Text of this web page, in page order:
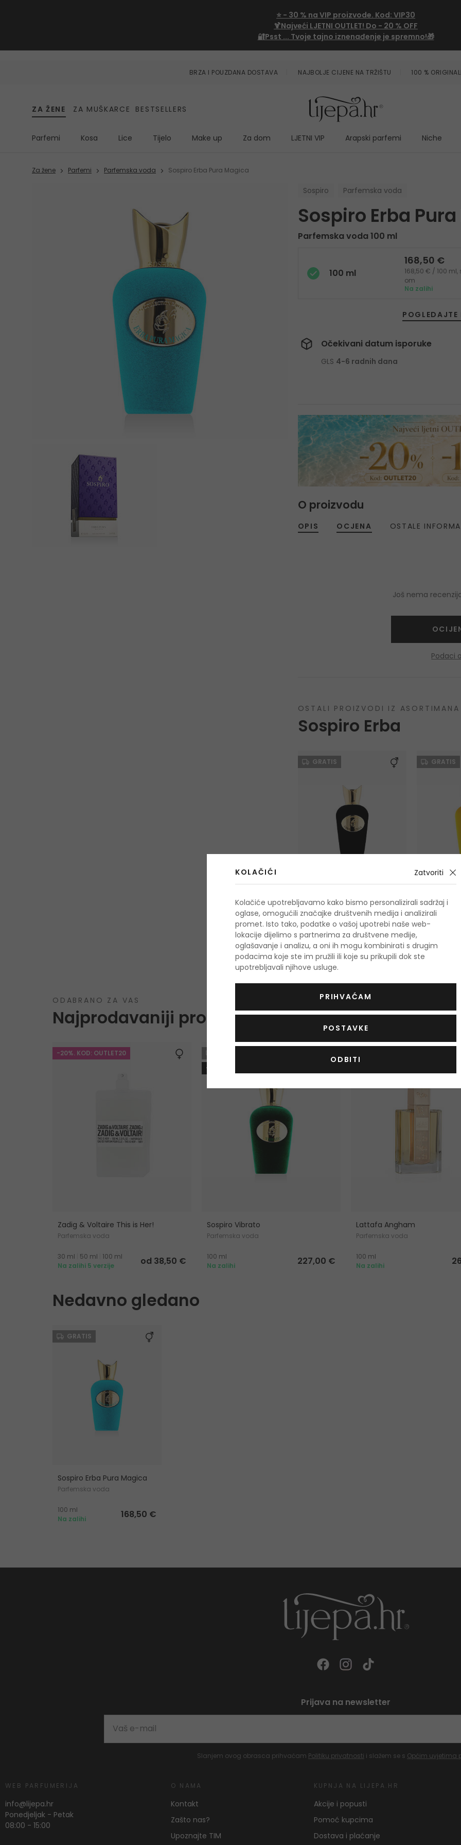
⭐ - 30 % na VIP proizvode. Kod: VIP30
🍹Najveći LJETNI OUTLET! Do - 20 % OFF
🔐Psst ... Tvoje tajno iznenađenje je spremno!🎁
BRZA I POUZDANA DOSTAVA NAJBOLJE CIJENE NA TRŽIŠTU 100 %
ZA ŽENE ZA MUŠKARCE BESTSELLERS
Parfemi Kosa Lice Tijelo Make up Za dom LJETNI VIP Arapski parfemi Niche
Za žene Parfemi Parfemska voda Sospiro Erba Pura Magica
Sospiro Parfemska voda
Sospiro Erba
Parfemska voda 100 ml
100 ml
168,50 €
168,50 € / 100 ml,
om
Na zalihi
POGLEDAJTE
Očekivani datum isporuke
GLS 4-6 radnih dana
O proizvodu
OPIS OCJENA
Još nema
Podaci
OSTALE
OSTALI PROIZVODI IZ ASORTIMANA
Sospiro Erba
GRATIS
Sospiro Erba Leather
Parfemska voda
100 ml
Na zalihi
176,50 €
GRATIS
Sospiro
Parfemska
Na zalihi
ODABRANO ZA VAS
Najprodavaniji proizvodi
-20%. KOD: OUTLET20
Zadig & Voltaire This is Her!
Parfemska voda
30 ml 50 ml
100 ml
Na zalihi 5 verzije
od 38,50 €
-10%. KOD: OUTLET10
Sospiro Vibrato
Parfemska voda
100 ml
Na zalihi
227,00 €
Lattafa Angham
Parfemska voda
100 ml
Na zalihi
Nedavno gledano
GRATIS
Sospiro Erba Pura Magica
Parfemska voda
100 ml
Na zalihi
168,50 €
Prijava na newsletter
Slanjem ovog obrasca prihvaćam Politiku privatnosti i slažem se s Općim uvjetima
WEB PARFUMERIJA
info@lijepa.hr
Ponedjeljak - Petak
08:00 - 15:00
O NAMA
Kontakt
Zašto nas?
Upoznajte TIM
KUPNJA NA LIJEPA.HR
Akcije i popusti
Pomoć kupcima
Dostava i plaćanje
KOLAČIĆI Zatvoriti
Kolačiće upotrebljavamo kako bismo personalizirali sadržaj i
oglase, omogućili značajke društvenih medija i analizirali
promet. Isto tako, podatke o vašoj upotrebi naše web-
lokacije dijelimo s partnerima za društvene medije,
oglašavanje i analizu, a oni ih mogu kombinirati s drugim
podacima koje ste im pružili ili koje su prikupili dok ste
upotrebljavali njihove usluge.
PRIHVAĆAM
POSTAVKE
ODBITI